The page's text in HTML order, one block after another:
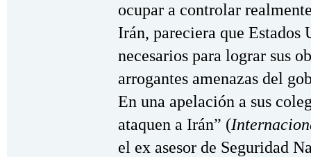
ocupar a controlar
Irán, pareciera que Estados
necesarios para lograr sus
arrogantes amenazas del
En una apelación a sus
ataquen a Irán” (
el ex asesor de Seguridad